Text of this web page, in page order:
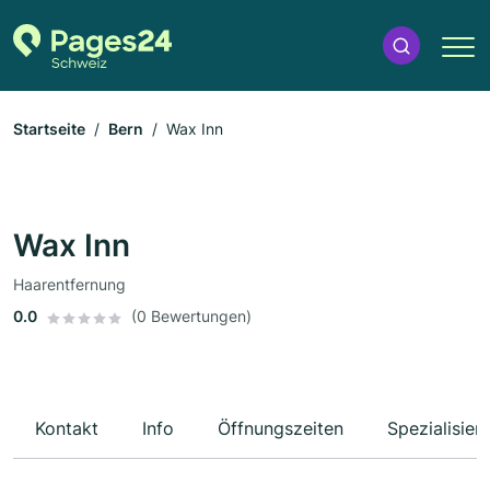
Startseite Bern Wax Inn
Wax Inn
Haarentfernung
0.0
(0 Bewertungen)
Kontakt Info Öffnungszeiten